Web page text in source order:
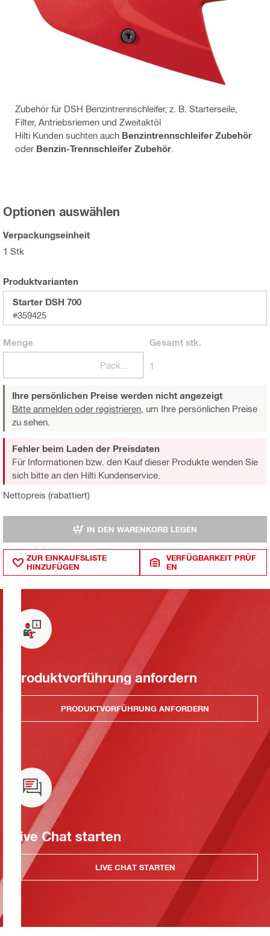
Zubehör für DSH Benzintrennschleifer, z. B. Starterseile,
Filter, Antriebsriemen und Zweitaktöl
Hilti Kunden suchten auch Benzintrennschleifer Zubehör
oder Benzin-Trennschleifer Zubehör
Optionen auswählen
Verpackungseinheit
1 Stk
Produktvarianten
Starter DSH 700
#359425
Menge Gesamtstk.
1
Ihre persönlichen Preise werden nicht angezeigt
Bitte anmelden oder registrieren, um Ihre persönlichen Preise
zu sehen.
Nettopreis (rabattiert)
Fehler beim Laden der Preisdaten
Für Informationen bzw. den Kauf dieser Produkte wenden Sie
sich bitte an den Hilti Kundenservice.
IN DEN WARENKORB LEGEN
ZUR EINKAUFSLISTE
HINZUFÜGEN
VERFÜGBARKEIT PRÜF
EN
Produktvorführung anfordern
PRODUKTVORFÜHRUNG ANFORDERN
Live Chat starten
LIVE CHAT STARTEN